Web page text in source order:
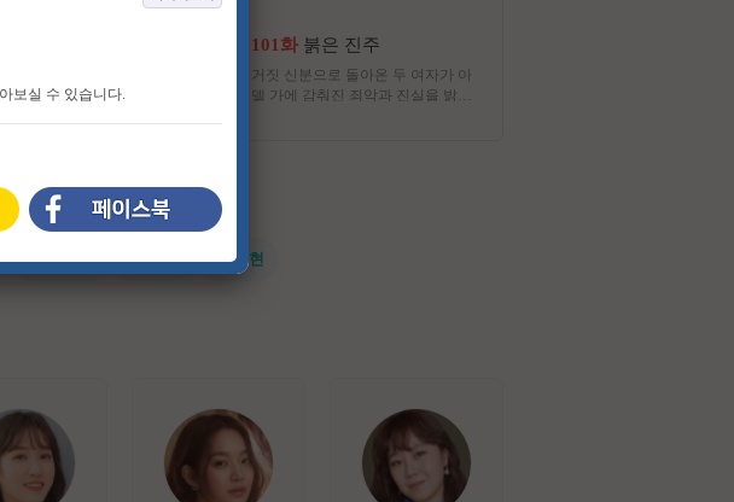
탈전! 저마다 '내 인생의 주
101화 붉은 진주
거짓 신분으로 돌아온 두 여자가 아
델 가에 감춰진 죄악과 진실을 밝혀
#특수부대 #소지섭 #전지현
보실 수 있습니다.